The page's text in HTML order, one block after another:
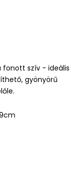
fonott szív - ideális
gyönyörű